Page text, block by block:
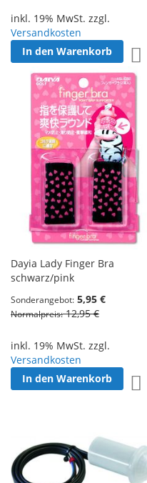
inkl. 19% MwSt. zzgl.
Versandkosten
In den Warenkorb
Dayia Lady Finger Bra
schwarz/pink
Sonderangebot 5,95 €
Normalpreis 12,95 €
inkl. 19% MwSt. zzgl.
Versandkosten
In den Warenkorb